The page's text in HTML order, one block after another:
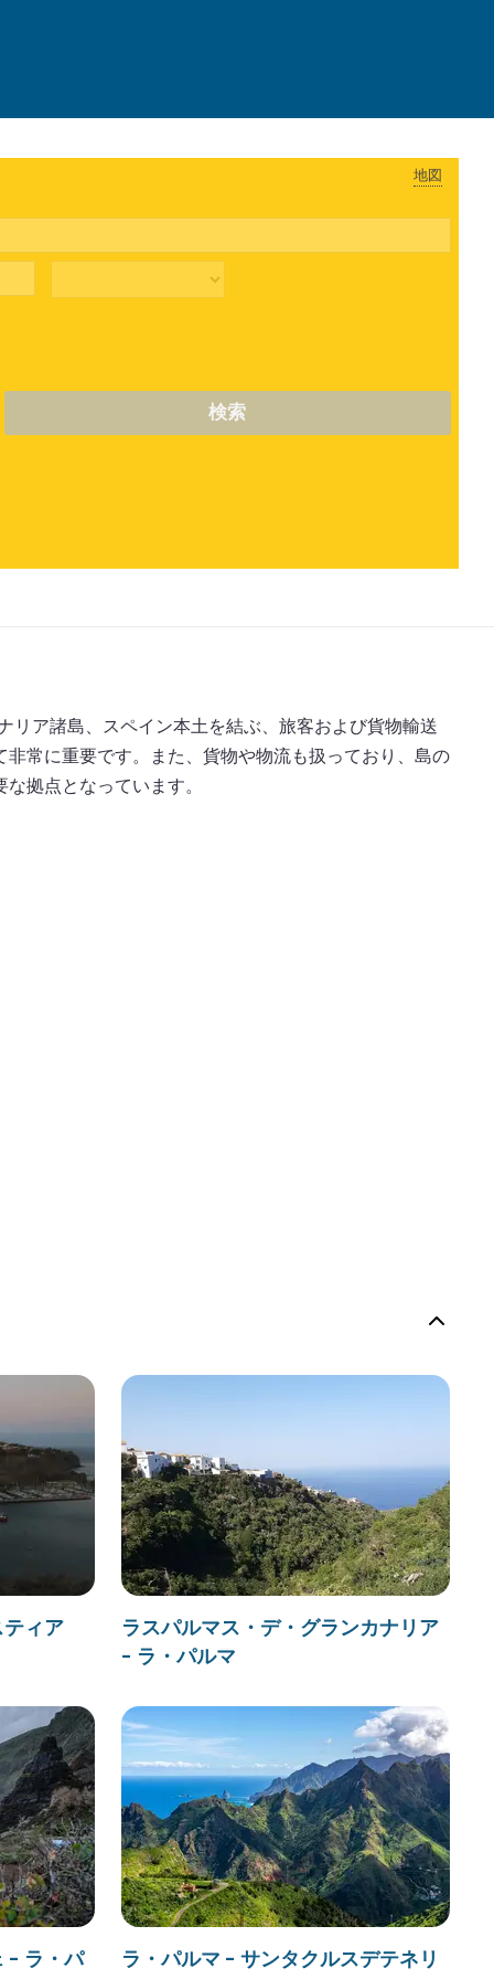
地図
検索
リア諸島、スペイン本土を結ぶ、旅客および貨物輸送
常に重要です。また、貨物や物流も扱っており、島の
拠点となっています。
ィア
ラスパルマス・デ・グランカナリア
- ラ・パルマ
- ラ・パ
ラ・パルマ - サンタクルスデテネリ